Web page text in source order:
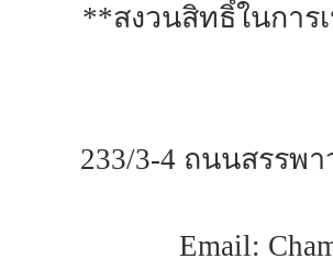
**สงวนสิทธิ์ในกา
233/3-4 ถนนสรรพ
Email: